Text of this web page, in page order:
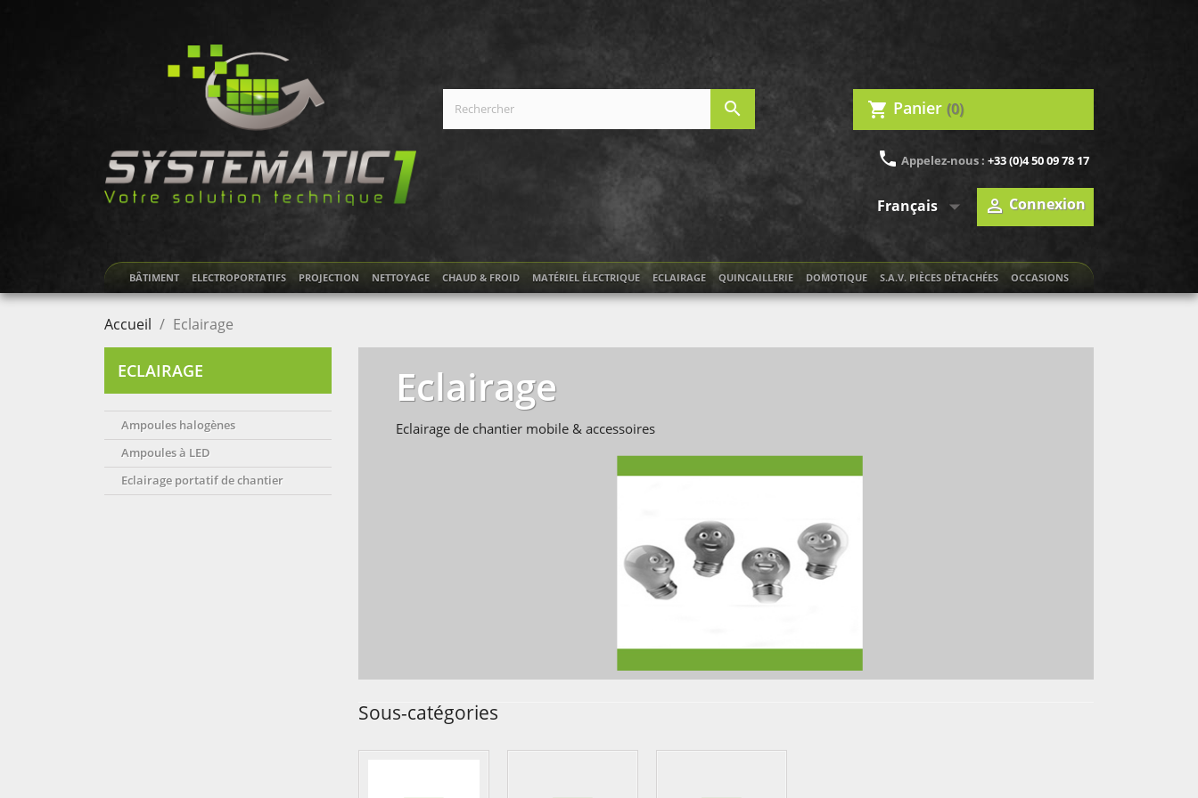
search shopping_cart Panier (0)
phone Appelez-nous : +33 (0)4 50 09 78 17
Français   Connexion
BÂTIMENT ELECTROPORTATIFS PROJECTION NETTOYAGE CHAUD & FROID MATÉRIEL ÉLECTRIQUE ECLAIRAGE QUINCAILLERIE DOMOTIQUE S.A.V. PIÈCES DÉTACHÉES OCCASIONS
Accueil Eclairage
ECLAIRAGE
Ampoules halogènes
Ampoules à LED
Eclairage portatif de chantier
Eclairage
Eclairage de chantier mobile & accessoires
Sous-catégories